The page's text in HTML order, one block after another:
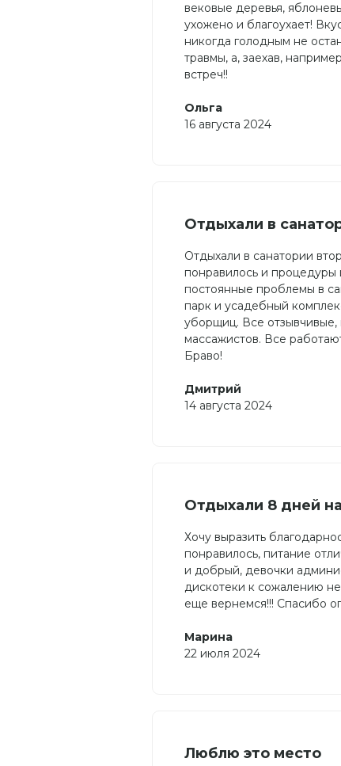
вековые деревья,
ухожено и благоухает!
никогда голодным не
травмы, а, заехав,
встреч!!
Ольга
16 августа 2024
Отдыхали в
Отдыхали в санатории
понравилось и процедуры
постоянные проблемы в
парк и усадебный
уборщиц. Все отзывчивые,
массажистов. Все
Браво!
Дмитрий
14 августа 2024
Отдыхали 8 дней
Хочу выразить
понравилось, питание
и добрый, девочки
дискотеки к сожалению
еще вернемся!!! Спасибо
Марина
22 июля 2024
Люблю это место